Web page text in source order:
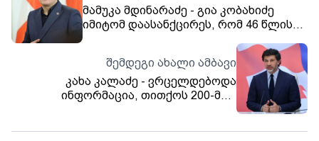
მამუკა მდინარაძე - გია კობახიძე
იმიტომ დაასანქცირეს, რომ 46 წლის
შემდეგი ახალი ამბავი
კახა კალაძე - ვრცელდებოდა
ინფორმაცია, თითქოს 200-მდე